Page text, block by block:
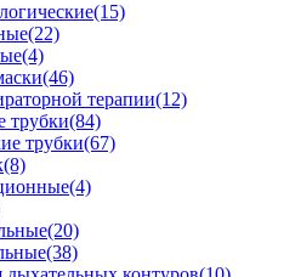
(15)
(22)
(4)
(46)
терапии(12)
трубки(84)
трубки(67)
(8)
(4)
(20)
(38)